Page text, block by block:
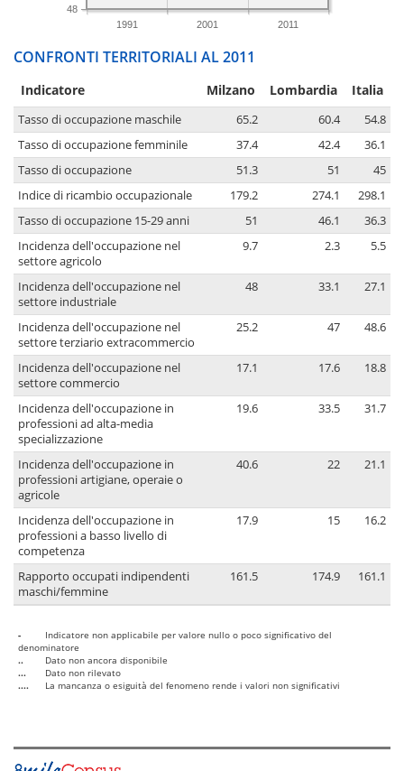
1991 2001 2011
48
CONFRONTI TERRITORIALI AL 2011
Indicatore Milzano Lombardia Italia
Tasso di occupazione maschile 65.2 60.4
54.8
Tasso di occupazione femminile
37.4 42.4
36.1
Tasso di occupazione
51.3 51
45
Indice di ricambio occupazionale
179.2 274.1
298.1
Tasso di occupazione 15-29 anni
51 46.1
36.3
Incidenza dell'occupazione nel
settore agricolo
9.7 2.3 5.5
Incidenza dell'occupazione nel
settore industriale
48 33.1 27.1
Incidenza dell'occupazione nel
settore terziario extracommercio
25.2 47 48.6
Incidenza dell'occupazione nel
settore commercio
17.1 17.6 18.8
Incidenza dell'occupazione in
professioni ad alta-media
specializzazione
19.6 33.5 31.7
Incidenza dell'occupazione in
professioni artigiane, operaie o
agricole
40.6 22 21.1
Incidenza dell'occupazione in
professioni a basso livello di
competenza
17.9 15 16.2
Rapporto occupati indipendenti
maschi/femmine
161.5 174.9 161.1
-
Indicatore non applicabile per valore nullo o poco significativo del
denominatore
..
Dato non ancora disponibile
...
Dato non rilevato
....
La mancanza o esiguità del fenomeno rende i valori non significativi